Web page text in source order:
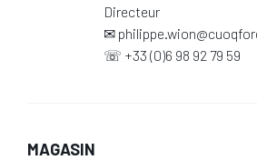
Directeur
✉
☏ +33 (0)6 98 92 79 59
MAGASIN